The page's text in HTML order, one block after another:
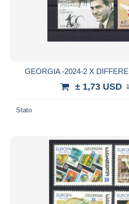
GEORGIA -2024-2 X
± 1,73 USD
Stato